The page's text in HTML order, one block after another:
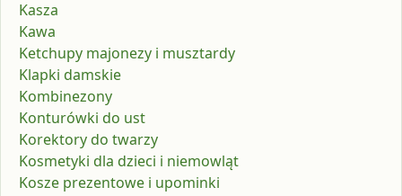
Kasza
Kawa
Ketchupy majonezy i musztardy
Klapki damskie
Kombinezony
Konturówki do ust
Korektory do twarzy
Kosmetyki dla dzieci i niemowląt
Kosze prezentowe i upominki